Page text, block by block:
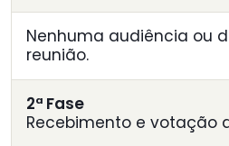
Nenhuma audiência ou
reunião.
2ª Fase
Recebimento e votação